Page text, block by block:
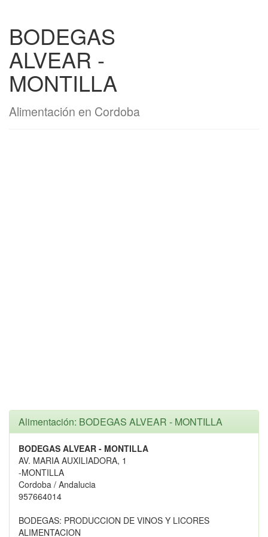
BODEGAS
ALVEAR -
MONTILLA
Alimentación en Cordoba
Alimentación: BODEGAS ALVEAR - MONTILLA
BODEGAS ALVEAR - MONTILLA
AV. MARIA AUXILIADORA, 1
-MONTILLA
Cordoba / Andalucia
957664014
BODEGAS: PRODUCCION DE VINOS Y LICORES
ALIMENTACION